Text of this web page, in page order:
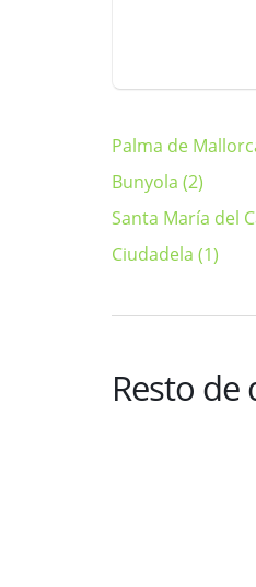
Palma de
Bunyola (2)
Santa María del
Ciudadela (1)
Resto de